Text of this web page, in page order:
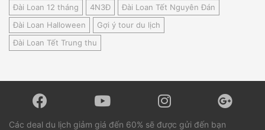
Đài Loan 12 tháng
4N3Đ
Đài Loan Tết Nguyên Đán
Đài Loan Halloween
Gợi ý tour du lịch
Đài Loan Tết Trung thu
Các deal du lịch giảm giá đến 60% sẽ được gửi đến bạn